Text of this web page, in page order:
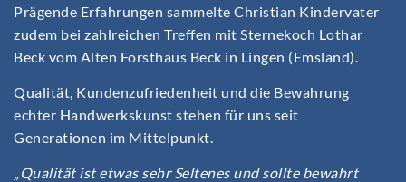
Prägende Erfahrungen sammelte Christian Kindervater
zudem bei zahlreichen Treffen mit Sternekoch Lothar
Beck vom Alten Forsthaus Beck in Lingen (Emsland).
Qualität, Kundenzufriedenheit und die Bewahrung
echter Handwerkskunst stehen für uns seit
Generationen im Mittelpunkt.
„Qualität ist etwas sehr Seltenes und sollte bewahrt